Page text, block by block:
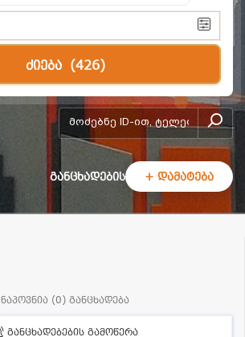
ძიება (426)
add-form
განცხადების + დამატება
ნაპოვნია (0) განცხადება
განცხადებების გამოწერა